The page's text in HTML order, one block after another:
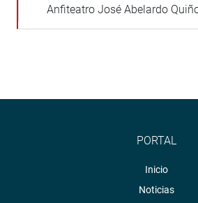
Anfiteatro José Abelardo
PORTAL
Inicio
Noticias